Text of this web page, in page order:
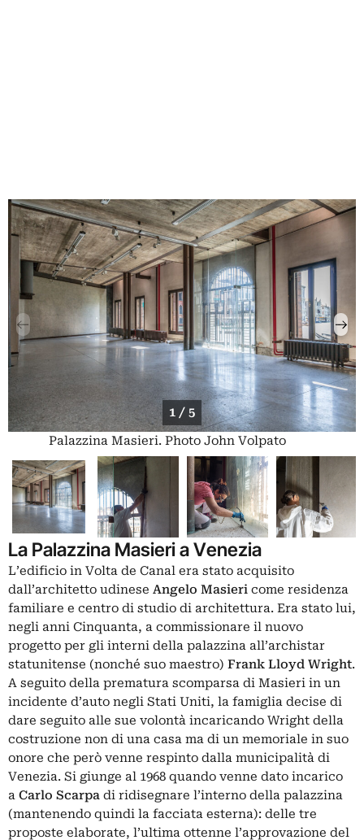
1 / 5
Palazzina Masieri. Photo John Volpato
La Palazzina Masieri a Venezia
L’edificio in Volta de Canal era stato acquisito
dall’architetto udinese Angelo Masieri come residenza
familiare e centro di studio di architettura. Era stato lui,
negli anni Cinquanta, a commissionare il nuovo
progetto per gli interni della palazzina all’archistar
statunitense (nonché suo maestro) Frank Lloyd Wright.
A seguito della prematura scomparsa di Masieri in un
incidente d’auto negli Stati Uniti, la famiglia decise di
dare seguito alle sue volontà incaricando Wright della
costruzione non di una casa ma di un memoriale in suo
onore che però venne respinto dalla municipalità di
Venezia. Si giunge al 1968 quando venne dato incarico
a Carlo Scarpa di ridisegnare l’interno della palazzina
(mantenendo quindi la facciata esterna): delle tre
proposte elaborate, l’ultima ottenne l’approvazione del